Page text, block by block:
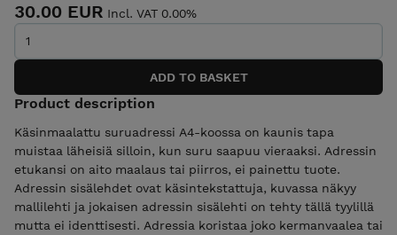
30.00 EUR Incl. VAT 0.00%
Product description
Käsinmaalattu suruadressi A4-koossa on kaunis tapa
muistaa läheisiä silloin, kun suru saapuu vieraaksi. Adressin
etukansi on aito maalaus tai piirros, ei painettu tuote.
Adressin sisälehdet ovat käsintekstattuja, kuvassa näkyy
mallilehti ja jokaisen adressin sisälehti on tehty tällä tyylillä
mutta ei identtisesti. Adressia koristaa joko kermanvaalea tai